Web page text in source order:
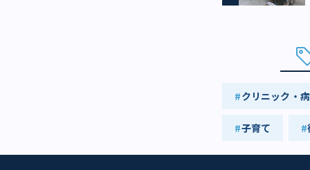
クリニック・
子育て